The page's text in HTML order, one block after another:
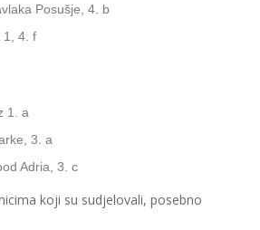
Posušje, 4. b
1, 4. f
1. a
3. a
Adria, 3. c
koji su sudjelovali, posebno